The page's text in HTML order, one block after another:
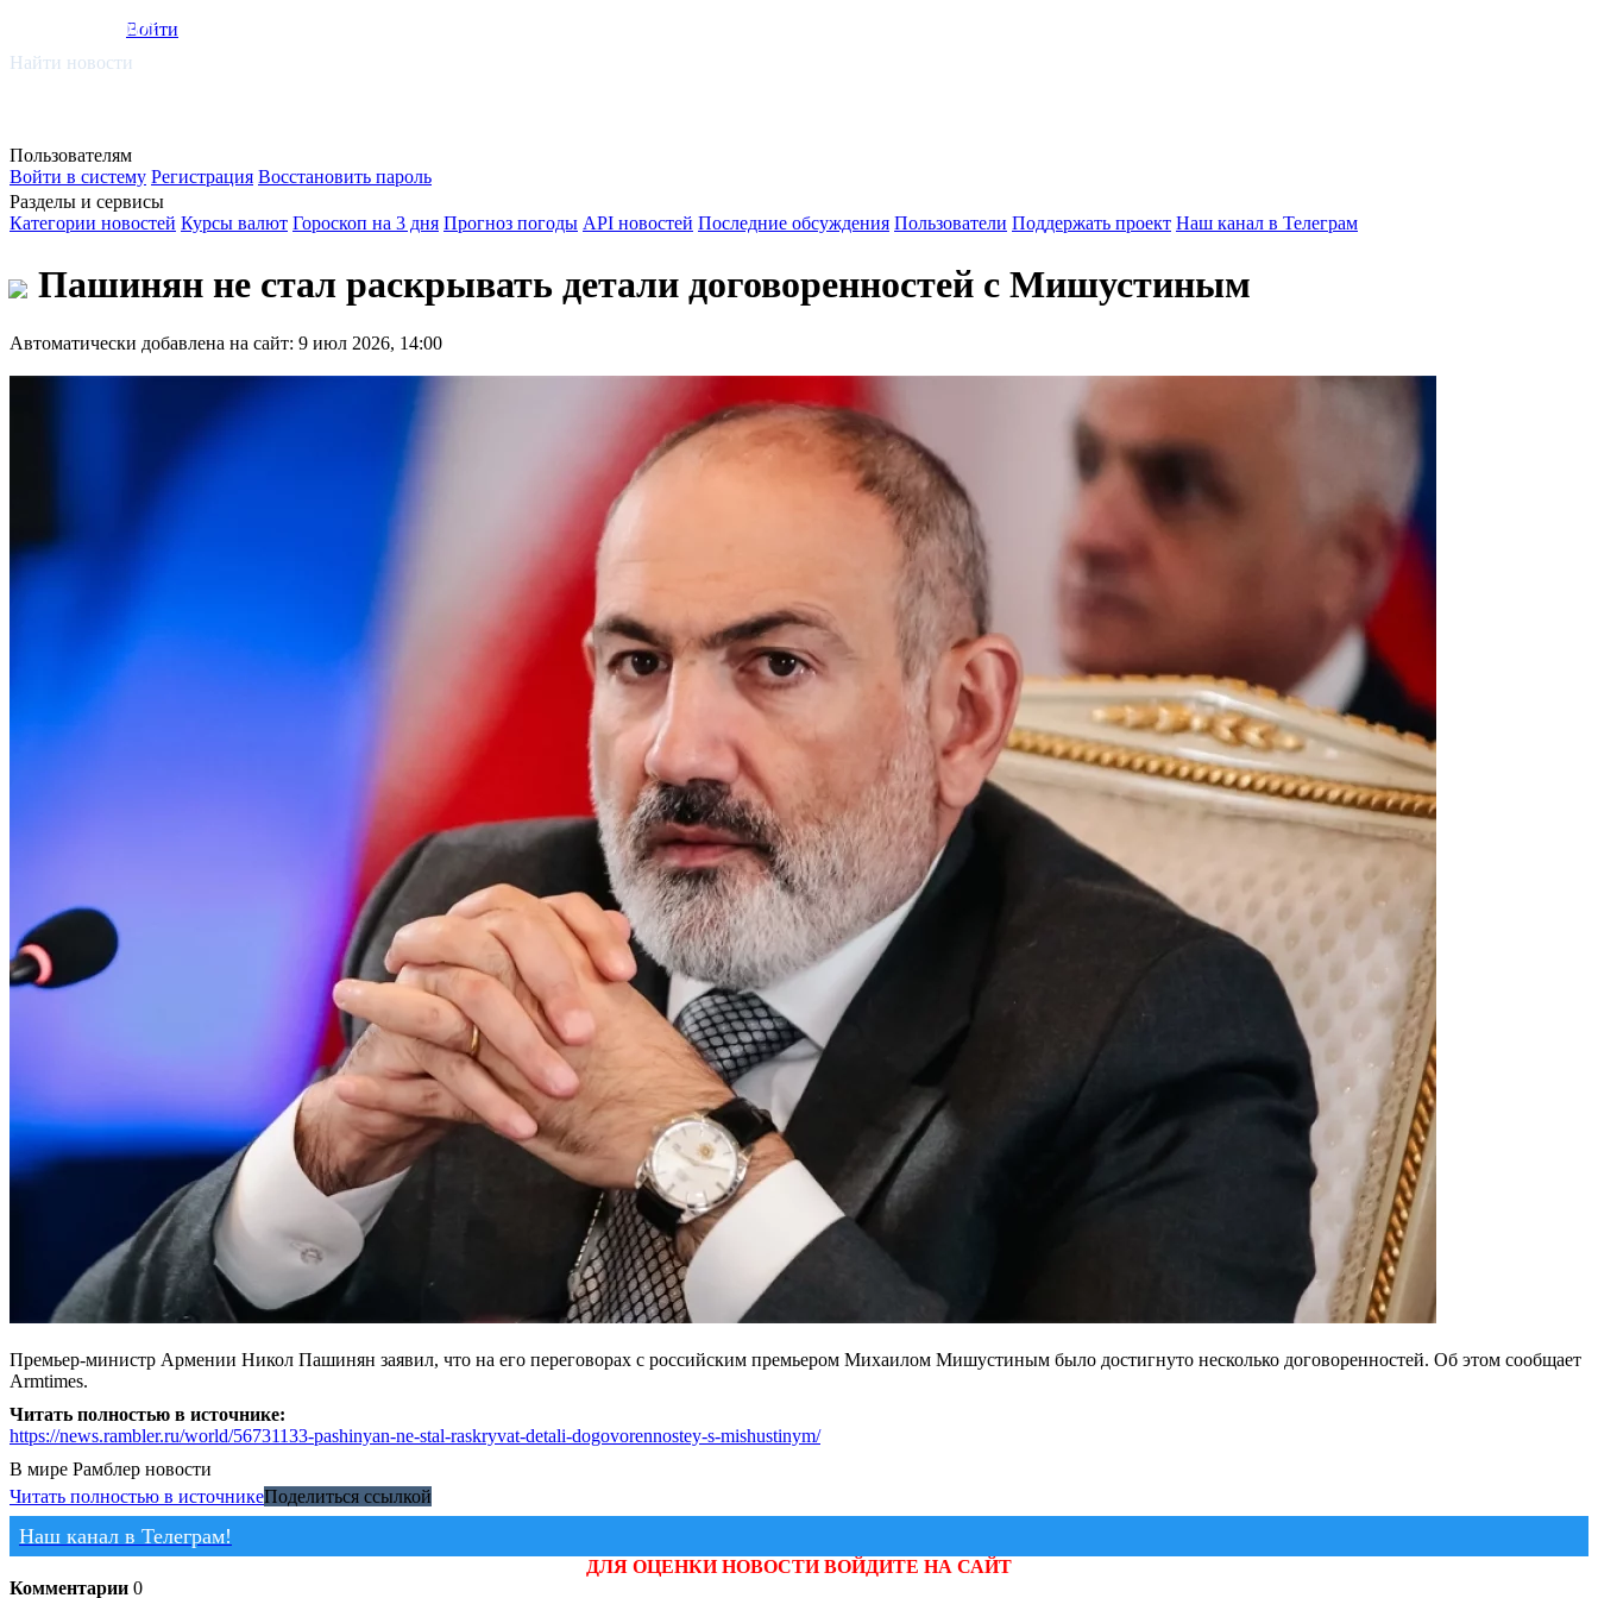
smi.mobi
Войти
Найти новости
Пользователям
Войти в систему Регистрация Восстановить пароль
Разделы и сервисы
Категории новостей Курсы валют Гороскоп на 3 дня Прогноз погоды API новостей Последние обсуждения Пользователи Поддержать проект Наш канал в Телеграм
Пашинян не стал раскрывать детали договоренностей с Мишустиным
Автоматически добавлена на сайт: 9 июл 2026, 14:00
Премьер-министр Армении Никол Пашинян заявил, что на его переговорах с российским премьером Михаилом Мишустиным было достигнуто несколько договоренностей. Об этом сообщает
Armtimes.
Читать полностью в источнике:
https://news.rambler.ru/world/56731133-pashinyan-ne-stal-raskryvat-detali-dogovorennostey-s-mishustinym/
В мире Рамблер новости
Читать полностью в источникеПоделиться ссылкой
Наш канал в Телеграм!
ДЛЯ ОЦЕНКИ НОВОСТИ ВОЙДИТЕ НА САЙТ
Комментарии 0